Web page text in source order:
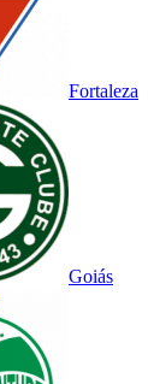
Fortaleza
Goiás